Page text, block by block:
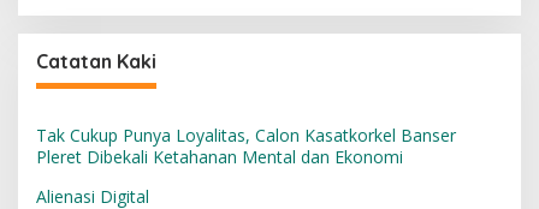
Catatan Kaki
Tak Cukup Punya Loyalitas, Calon Kasatkorkel Banser
Pleret Dibekali Ketahanan Mental dan Ekonomi
Alienasi Digital